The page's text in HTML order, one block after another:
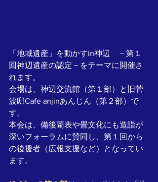
「地域遺産」を動かすin神辺　－第１
回神辺遺産の認定－をテーマに開催さ
れます。
会場は、神辺交流館（第１部）と旧菅
波邸Cafe anjinあんじん（第２部）で
す。
本会は、備後藺表や畳文化にも造詣が
深いフォーラムに賛同し、第１回から
の後援者（広報支援など）となってい
ます。